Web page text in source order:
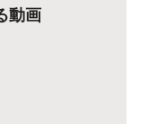
動画